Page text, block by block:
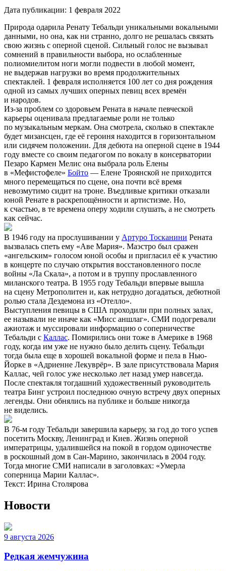
Дата публикации: 1 февраля 2022
Природа одарила Ренату Тебальди уникальными вокальными
данными, но она, как ни странно, долго не решалась связать
свою жизнь с оперной сценой. Сильный голос не вызывал
сомнений в правильности выбора, но ослабленные
полиомиелитом ноги могли подвести в любой момент,
не выдержав нагрузки во время продолжительных
спектаклей. 1 февраля исполняется 100 лет со дня рождения
одной из самых лучших оперных певиц всех времён
и народов.
Из-за проблем со здоровьем Рената в начале певческой
карьеры оценивала предлагаемые роли не только
по музыкальным меркам. Она смотрела, сколько в спектакле
будет мизансцен, где её героиня находится в горизонтальном
или сидячем положении. Для дебюта на оперной сцене в 1944
году вместе со своим педагогом по вокалу в консерватории
Пезаро Кармен Мелис она выбрала роль Елены
в «Мефистофеле» Бойто — Елене Троянской не приходится
много перемещаться по сцене, она почти всё время
невозмутимо сидит на троне. Въедливые критики отказали
юной Ренате в раскрепощённости и артистизме. Но,
к счастью, в те времена оперу ходили слушать, а не смотреть
как сейчас.
В 1946 году на прослушивании у Артуро Тосканини Рената
вызвалась спеть ему «Аве Мария». Маэстро был сражен
«ангельским» голосом юной особы и пригласил её к участию
в концерте по случаю открытия восстановленного после
войны «Ла Скала», а потом и в труппу прославленного
миланского театра. В 1955 году Тебальди впервые вышла
на сцену Метрополитен и, как нетрудно догадаться, дебютной
ролью стала Дездемона из «Отелло».
Выступления певицы в США проходили при полных залах,
ее называли не иначе как «Мисс аншлаг». СМИ подогревали
ажиотаж и муссировали информацию о соперничестве
Тебальди с Каллас. Помирились они тоже в Америке в 1968
году, когда им уже не нужно было делить сцену. Тебальди
тогда была еще в хорошей вокальной форме и пела в Нью-
Йорке в «Адриенне Лекуврёр». В зале присутствовала Мария
Каллас, чей голос уже несколько лет назад умер навсегда.
После спектакля тогдашний художественный руководитель
театра Бинг устроил последнюю очную встречу двух оперных
легенды. Они обнялись на публике и больше никогда
не виделись.
В 76-м году Тебальди завершила карьеру, за год до того успев
посетить Москву, Ленинград и Киев. Жизнь оперной
императрицы, удалившейся на покой в гордом одиночестве
в роскошный дом в Сан-Марино, закончилась в 2004 году.
Тогда многие СМИ написали в заголовках: «Умерла
соперница Марии Каллас».
Текст: Ирина Столярова
Новости
9 августа 2026
Редкая жемчужина